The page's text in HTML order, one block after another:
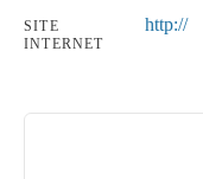
SITE
INTERNET
http://